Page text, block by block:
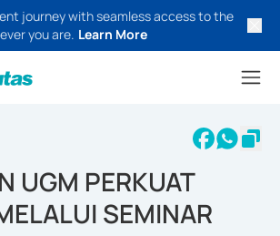
journey with seamless access to the
you are. Learn More
UGM PERKUAT
SEMINAR